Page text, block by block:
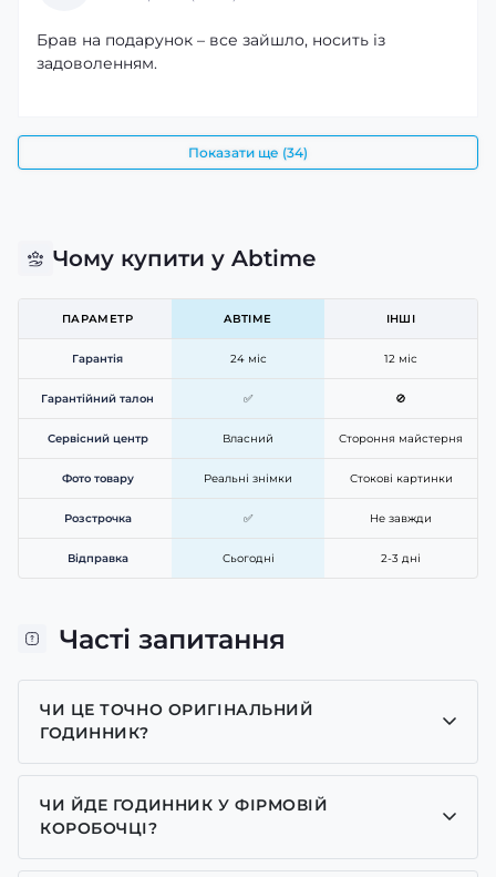
Брав на подарунок – все зайшло, носить із
задоволенням.
Показати ще (34)
Чому купити у Abtime
ПАРАМЕТР ABTIME ІНШІ
Гарантія 24 міс 12 міс
Гарантійний талон ✅ 🚫
Сервісний центр Власний Стороння майстерня
Фото товару Реальні знімки Стокові картинки
Розстрочка ✅ Не завжди
Відправка Сьогодні 2-3 дні
Часті запитання
ЧИ ЦЕ ТОЧНО ОРИГІНАЛЬНИЙ
ГОДИННИК?
Так, усі годинники у нас лише оригінальні, ми є
представником багатьох брендів.
ЧИ ЙДЕ ГОДИННИК У ФІРМОВІЙ
КОРОБОЧЦІ?
Для годинників бренду Casio, Pagani Design,